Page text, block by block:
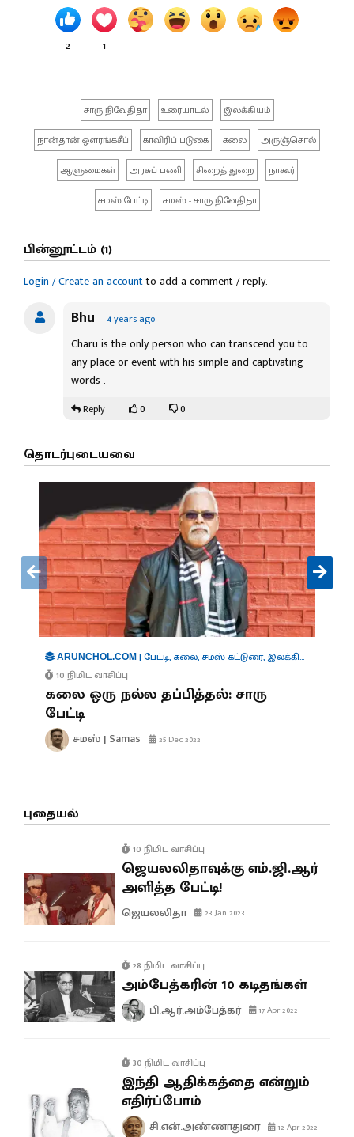
2 1
சாரு நிவேதிதா உரையாடல்
இலக்கியம்
நான்தான் ஔரங்கசீப்
காவிரிப் படுகை கலை
அருஞ்சொல்
ஆளுமைகள்
அரசுப் பணி சிறைத் துறை
நாகூர்
சமஸ் பேட்டி
சமஸ் - சாரு நிவேதிதா
பின்னூட்டம் (1)
Login / Create an accountto add a comment / reply.
Bhu 4 years ago
Charu is the only person who can transcend you to
any place or event with his simple and captivating
words .
Reply 0 0
தொடர்புடையவை
ARUNCHOL.COM |பேட்டி,கலை,சமஸ் கட்டுரை,இலக்கியம்
10 நிமிட வாசிப்பு
கலை ஒரு நல்ல தப்பித்தல்: சாரு
பேட்டி
சமஸ் | Samas 25 Dec 2022
புதையல்
10 நிமிட வாசிப்பு
ஜெயலலிதாவுக்கு எம்.ஜி.ஆர்
அளித்த பேட்டி!
ஜெயலலிதா 23 Jan 2023
28 நிமிட வாசிப்பு
அம்பேத்கரின் 10 கடிதங்கள்
பி.ஆர்.அம்பேத்கர் 17 Apr 2022
30 நிமிட வாசிப்பு
இந்தி ஆதிக்கத்தை என்றும்
எதிர்ப்போம்
சி.என்.அண்ணாதுரை 12 Apr 2022